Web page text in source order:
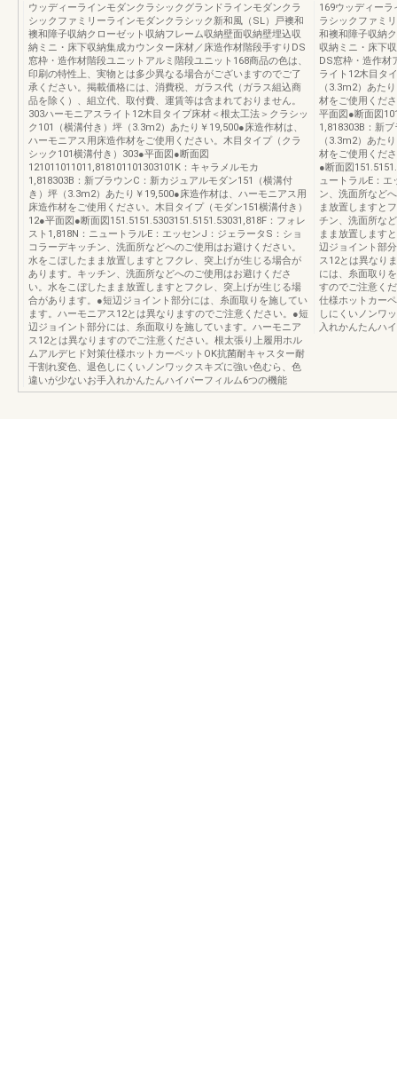
ウッディーラインモダンクラシックグランドラインモダンクラ
シックファミリーラインモダンクラシック新和風（SL）戸襖和
襖和障子収納クローゼット収納フレーム収納壁面収納壁埋込収
納ミニ・床下収納集成カウンター床材／床造作材階段手すりDS
窓枠・造作材階段ユニットアルミ階段ユニット168商品の色は、
印刷の特性上、実物とは多少異なる場合がございますのでご了
承ください。掲載価格には、消費税、ガラス代（ガラス組込商
品を除く）、組立代、取付費、運賃等は含まれておりません。
303ハーモニアスライト12木目タイプ床材＜根太工法＞クラシッ
ク101（横溝付き）坪（3.3m2）あたり￥19,500●床造作材は、
ハーモニアス用床造作材をご使用ください。木目タイプ（クラ
シック101横溝付き）303●平面図●断面図
121011011011,818101101303101K：キャラメルモカ
1,818303B：新ブラウンC：新カジュアルモダン151（横溝付
き）坪（3.3m2）あたり￥19,500●床造作材は、ハーモニアス用
床造作材をご使用ください。木目タイプ（モダン151横溝付き）
12●平面図●断面図151.5151.5303151.5151.53031,818F：フォレ
スト1,818N：ニュートラルE：エッセンJ：ジェラータS：ショ
コラーデキッチン、洗面所などへのご使用はお避けください。
水をこぼしたまま放置しますとフクレ、突上げが生じる場合が
あります。キッチン、洗面所などへのご使用はお避けくださ
い。水をこぼしたまま放置しますとフクレ、突上げが生じる場
合があります。●短辺ジョイント部分には、糸面取りを施してい
ます。ハーモニアス12とは異なりますのでご注意ください。●短
辺ジョイント部分には、糸面取りを施しています。ハーモニア
ス12とは異なりますのでご注意ください。根太張り上履用ホル
ムアルデヒド対策仕様ホットカーペットOK抗菌耐キャスター耐
干割れ変色、退色しにくいノンワックスキズに強い色むら、色
違いが少ないお手入れかんたんハイパーフィルム6つの機能
169ウッディー
ラシックファミ
和襖和障子収納
収納ミニ・床下
DS窓枠・造作材
ライト12木目タ
（3.3m2）あた
材をご使用くだ
平面図●断面図
1,818303B：新
（3.3m2）あた
材をご使用くだ
●断面図
ュートラルE：
ン、洗面所など
ま放置しますと
チン、洗面所な
まま放置します
辺ジョイント部
ス12とは異なり
には、糸面取り
すのでご注意く
仕様ホットカー
しにくいノンワ
入れかんたんハ